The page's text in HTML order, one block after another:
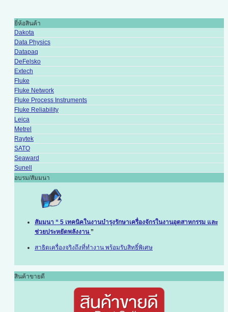
ยี่ห้อสินค้า
Dakota
Data Physics
Datapaq
DeFelsko
Extech
Fluke
Fluke Network
Fluke Process Instruments
Fluke Reliability
Leica
Metrel
Raytek
SATO
Seaward
Sunell
อบรม/สัมมนา
สัมมนา “ 5 เทคนิคในงานบำรุงรักษาเครื่องจักรในงานอุตสาหกรรม และ
ช่วยประหยัดพลังงาน ”
สาธิตเครื่องจริงถึงที่ทำงาน พร้อมรับสิทธิ์พิเศษ
สินค้าขายดี